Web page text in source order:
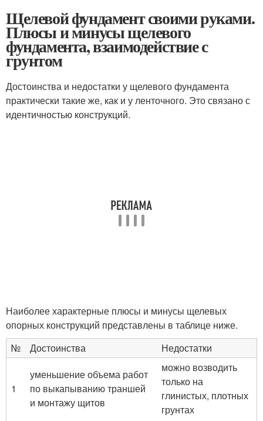
Щелевой фундамент своими руками.
Плюсы и минусы щелевого
фундамента, взаимодействие с
грунтом
Достоинства и недостатки у щелевого фундамента
практически такие же, как и у ленточного. Это связано с
идентичностью конструкций.
Наиболее характерные плюсы и минусы щелевых
опорных конструкций представлены в таблице ниже.
№
Достоинства Недостатки
1
уменьшение объема работ
по выкапыванию траншей
и монтажу щитов
можно возводить
только на
глинистых, плотных
грунтах